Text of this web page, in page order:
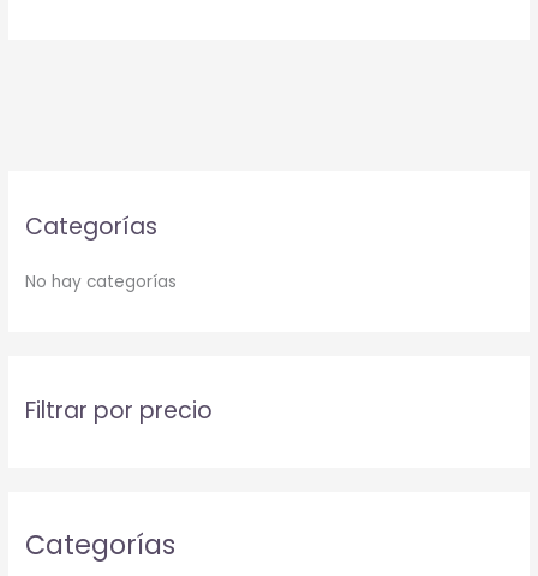
Categorías
No hay categorías
Filtrar por precio
Categorías